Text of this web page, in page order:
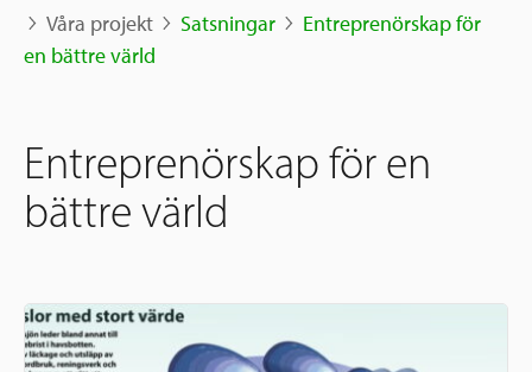
Projekt
Karta
Berättelser
Våra stöd
Utlysningar
Samhällsentreprenörskap
Ansök
Våra projekt Satsningar
Entreprenörskap för
en bättre värld
Entreprenörskap för en
bättre värld